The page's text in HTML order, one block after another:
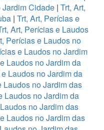
Jardim Cidade | Trt, Art,
| Trt, Art, Perícias e
Art, Perícias e Laudos
Perícias e Laudos no
e Laudos no Jardim
Laudos no Jardim da
Laudos no Jardim da
Laudos no Jardim das
Laudos no Jardim da
no Jardim das
Laudos no Jardim das